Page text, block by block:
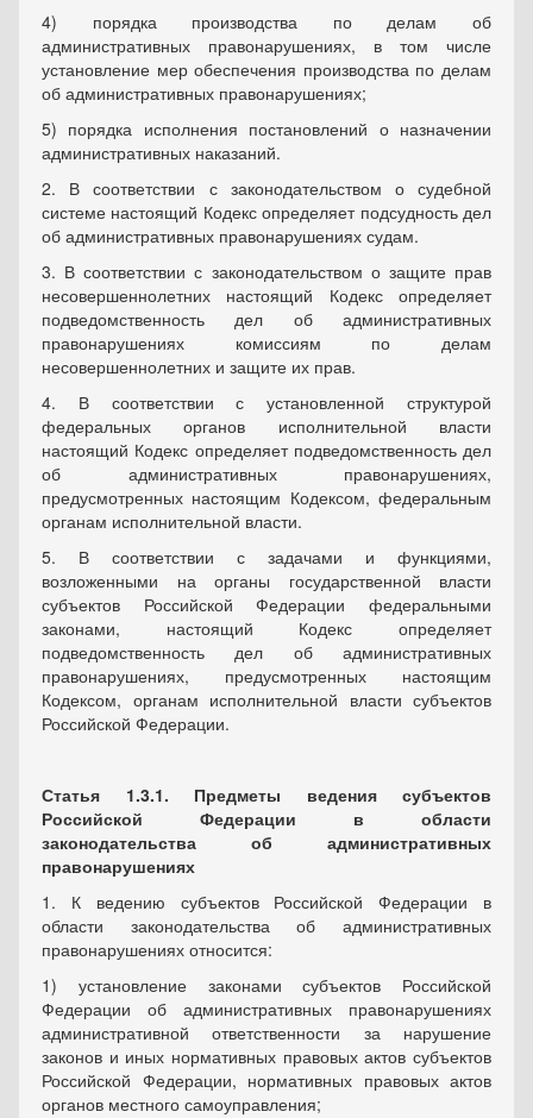
4) порядка производства по делам об
административных правонарушениях, в том числе
установление мер обеспечения производства по делам
об административных правонарушениях;
5) порядка исполнения постановлений о назначении
административных наказаний.
2. В соответствии с законодательством о судебной
системе настоящий Кодекс определяет подсудность дел
об административных правонарушениях судам.
3. В соответствии с законодательством о защите прав
несовершеннолетних настоящий Кодекс определяет
подведомственность дел об административных
правонарушениях комиссиям по делам
несовершеннолетних и защите их прав.
4. В соответствии с установленной структурой
федеральных органов исполнительной власти
настоящий Кодекс определяет подведомственность дел
об административных правонарушениях,
предусмотренных настоящим Кодексом, федеральным
органам исполнительной власти.
5. В соответствии с задачами и функциями,
возложенными на органы государственной власти
субъектов Российской Федерации федеральными
законами, настоящий Кодекс определяет
подведомственность дел об административных
правонарушениях, предусмотренных настоящим
Кодексом, органам исполнительной власти субъектов
Российской Федерации.
Статья 1.3.1. Предметы ведения субъектов
Российской Федерации в области
законодательства об административных
правонарушениях
1. К ведению субъектов Российской Федерации в
области законодательства об административных
правонарушениях относится:
1) установление законами субъектов Российской
Федерации об административных правонарушениях
административной ответственности за нарушение
законов и иных нормативных правовых актов субъектов
Российской Федерации, нормативных правовых актов
органов местного самоуправления;